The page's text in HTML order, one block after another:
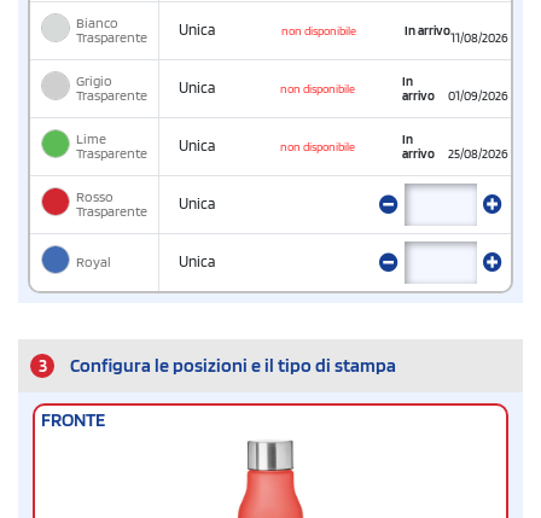
Bianco
Trasparente
Unica non disponibile In arrivo11/08/2026
Grigio
Trasparente
Unica non disponibile
In
arrivo
01/09/2026
Lime
Trasparente
Unica non disponibile
In
arrivo
25/08/2026
Rosso
Trasparente
Unica
Royal Unica
3 Configura le posizioni e il tipo di stampa
FRONTE